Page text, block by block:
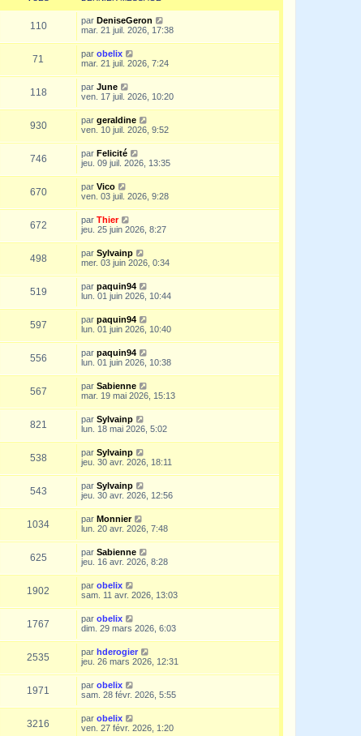
110 par DeniseGeron
mar. 21 juil. 2026, 17:38
71 par obelix
mar. 21 juil. 2026, 7:24
118 par June
ven. 17 juil. 2026, 10:20
930 par geraldine
ven. 10 juil. 2026, 9:52
746 par Felicité
jeu. 09 juil. 2026, 13:35
670 par Vico
ven. 03 juil. 2026, 9:28
672 par Thier
jeu. 25 juin 2026, 8:27
498 par Sylvainp
mer. 03 juin 2026, 0:34
519 par paquin94
lun. 01 juin 2026, 10:44
597 par paquin94
lun. 01 juin 2026, 10:40
556 par paquin94
lun. 01 juin 2026, 10:38
567 par Sabienne
mar. 19 mai 2026, 15:13
821 par Sylvainp
lun. 18 mai 2026, 5:02
538 par Sylvainp
jeu. 30 avr. 2026, 18:11
543 par Sylvainp
jeu. 30 avr. 2026, 12:56
1034 par Monnier
lun. 20 avr. 2026, 7:48
625 par Sabienne
jeu. 16 avr. 2026, 8:28
1902 par obelix
sam. 11 avr. 2026, 13:03
1767 par obelix
dim. 29 mars 2026, 6:03
2535 par hderogier
jeu. 26 mars 2026, 12:31
1971 par obelix
sam. 28 févr. 2026, 5:55
3216 par obelix
ven. 27 févr. 2026, 1:20